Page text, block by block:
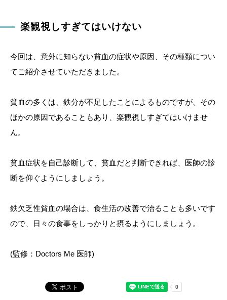
楽観視しすぎてはいけない
今回は、意外に知らない貧血の症状や原因、その種類につい
てご紹介させていただきました。
貧血の多くは、鉄分が不足したことによるものですが、その
ほかの原因であることもあり、楽観視しすぎてはいけませ
ん。
貧血症状を自己診断して、貧血だと判断できれば、医師の診
断を仰ぐようにしましょう。
鉄欠乏性貧血の場合は、食生活の改善で治ることも多いです
ので、日々の食事をしっかりと摂るようにしましょう。
(監修：Doctors Me 医師)